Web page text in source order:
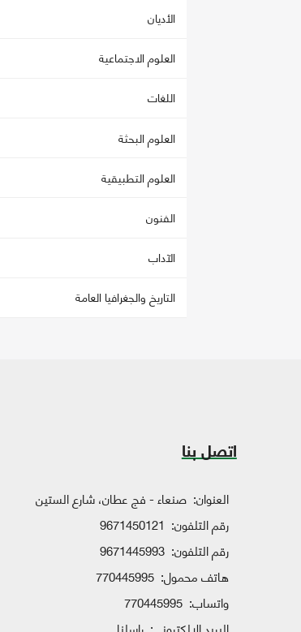
الأديان
العلوم الاجتماعية
اللغات
العلوم البحثة
العلوم التطبيقية
الفنون
الآداب
التاريخ والجغرافيا العامة
اتصل بنا
العنوان: صنعاء - فج عطان، شارع الستين
رقم التلفون: 9671450121
رقم التلفون: 9671445993
هاتف محمول: 770445995
واتساب: 770445995